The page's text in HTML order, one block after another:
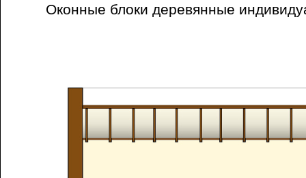
Оконные блоки деревянные